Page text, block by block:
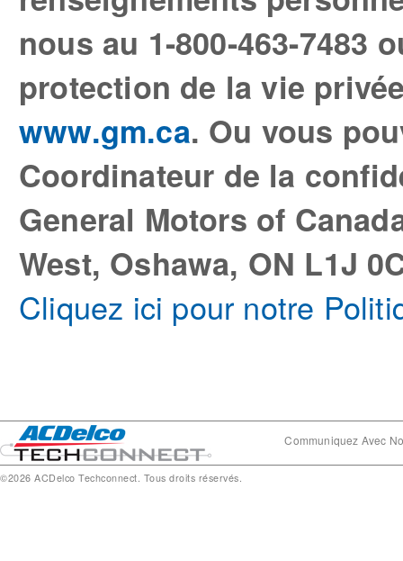
nous au 1-800-463-7483
protection de la vie
www.gm.ca. Ou vous
Coordinateur de la
General Motors of
West, Oshawa, ON L1J
Cliquez ici pour notre
Communiquez Avec
©2026 ACDelco Techconnect. Tous droits réservés.